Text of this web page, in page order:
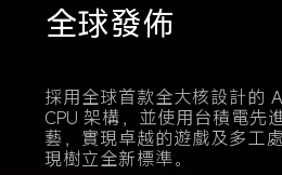
全球發佈
採用全球首款全大核設計的
CPU 架構，並使用台積電先
藝，實現卓越的遊戲及多工
現樹立全新標準。